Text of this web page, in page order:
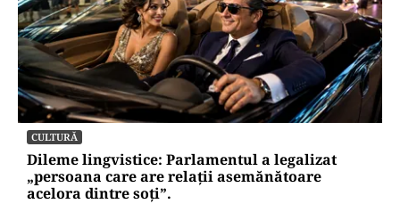
CULTURĂ
Dileme lingvistice: Parlamentul a legalizat
„persoana care are relații asemănătoare
acelora dintre soți”.